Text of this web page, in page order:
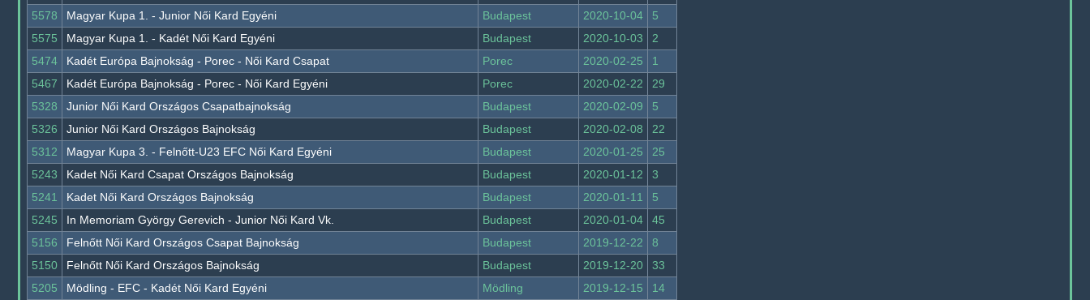
5578
Magyar Kupa 1. - Junior Női Kard Egyéni Budapest 2020-10-04
5
5575
Magyar Kupa 1. - Kadét Női Kard Egyéni Budapest 2020-10-03
2
5474
Kadét Európa Bajnokság - Porec - Női Kard Csapat Porec 2020-02-25
1
5467
Kadét Európa Bajnokság - Porec - Női Kard Egyéni Porec 2020-02-22
29
5328
Junior Női Kard Országos Csapatbajnokság Budapest 2020-02-09
5
5326
Junior Női Kard Országos Bajnokság Budapest 2020-02-08
22
5312
Magyar Kupa 3. - Felnőtt-U23 EFC Női Kard Egyéni Budapest 2020-01-25
25
5243
Kadet Női Kard Csapat Országos Bajnokság Budapest 2020-01-12
3
5241
Kadet Női Kard Országos Bajnokság Budapest 2020-01-11
5
5245
In Memoriam György Gerevich - Junior Női Kard Vk. Budapest 2020-01-04
45
5156
Felnőtt Női Kard Országos Csapat Bajnokság Budapest 2019-12-22
8
5150
Felnőtt Női Kard Országos Bajnokság Budapest 2019-12-20
33
5205
Mödling - EFC - Kadét Női Kard Egyéni Mödling 2019-12-15 14